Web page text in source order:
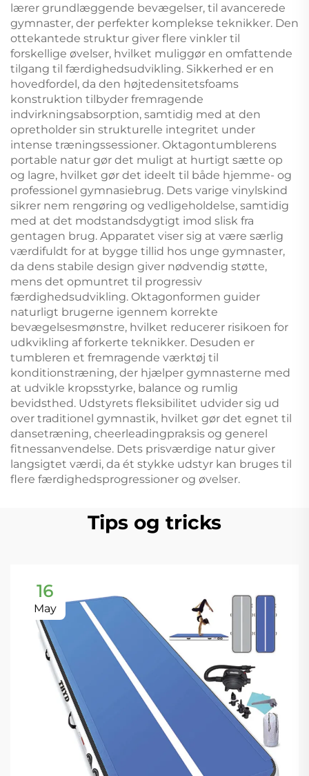
lærer grundlæggende bevægelser, til avancerede
gymnaster, der perfekter komplekse teknikker. Den
ottekantede struktur giver flere vinkler til
forskellige øvelser, hvilket muliggør en omfattende
tilgang til færdighedsudvikling. Sikkerhed er en
hovedfordel, da den højtedensitetsfoams
konstruktion tilbyder fremragende
indvirkningsabsorption, samtidig med at den
opretholder sin strukturelle integritet under
intense træningssessioner. Oktagontumblerens
portable natur gør det muligt at hurtigt sætte op
og lagre, hvilket gør det ideelt til både hjemme- og
professionel gymnasiebrug. Dets varige vinylskind
sikrer nem rengøring og vedligeholdelse, samtidig
med at det modstandsdygtigt imod slisk fra
gentagen brug. Apparatet viser sig at være særlig
værdifuldt for at bygge tillid hos unge gymnaster,
da dens stabile design giver nødvendig støtte,
mens det opmuntret til progressiv
færdighedsudvikling. Oktagonformen guider
naturligt brugerne igennem korrekte
bevægelsesmønstre, hvilket reducerer risikoen for
udkvikling af forkerte teknikker. Desuden er
tumbleren et fremragende værktøj til
konditionstræning, der hjælper gymnasterne med
at udvikle kropsstyrke, balance og rumlig
bevidsthed. Udstyrets fleksibilitet udvider sig ud
over traditionel gymnastik, hvilket gør det egnet til
dansetræning, cheerleadingpraksis og generel
fitnessanvendelse. Dets prisværdige natur giver
langsigtet værdi, da ét stykke udstyr kan bruges til
flere færdighedsprogressioner og øvelser.
Tips og tricks
16
May